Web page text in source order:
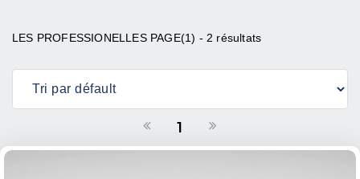
LES PROFESSIONELLES PAGE(1) - 2 résultats
1